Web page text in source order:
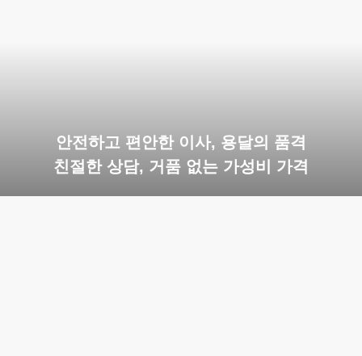
안전하고 편안한 이사, 용달의 품격
친절한 상담, 거품 없는 가성비 가격